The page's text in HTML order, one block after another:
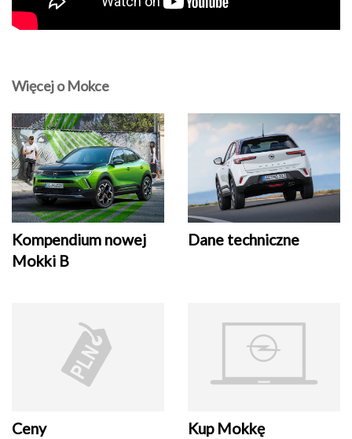
Więcej o Mokce
Kompendium nowej
Mokki B
Dane techniczne
Ceny
Kup Mokkę